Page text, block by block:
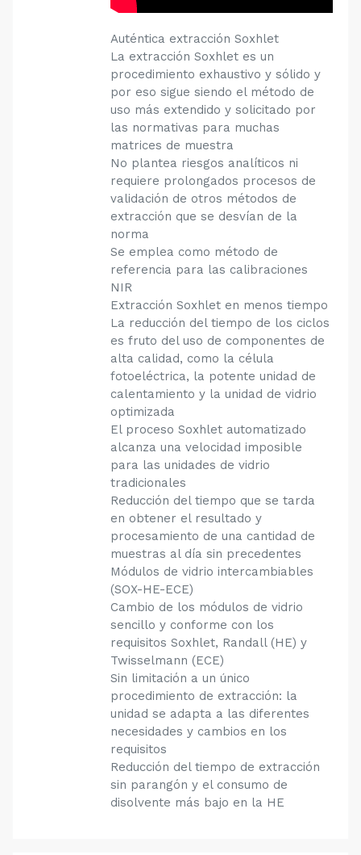
Auténtica extracción Soxhlet
La extracción Soxhlet es un
procedimiento exhaustivo y sólido y
por eso sigue siendo el método de
uso más extendido y solicitado por
las normativas para muchas
matrices de muestra
No plantea riesgos analíticos ni
requiere prolongados procesos de
validación de otros métodos de
extracción que se desvían de la
norma
Se emplea como método de
referencia para las calibraciones
NIR
Extracción Soxhlet en menos tiempo
La reducción del tiempo de los ciclos
es fruto del uso de componentes de
alta calidad, como la célula
fotoeléctrica, la potente unidad de
calentamiento y la unidad de vidrio
optimizada
El proceso Soxhlet automatizado
alcanza una velocidad imposible
para las unidades de vidrio
tradicionales
Reducción del tiempo que se tarda
en obtener el resultado y
procesamiento de una cantidad de
muestras al día sin precedentes
Módulos de vidrio intercambiables
(SOX-HE-ECE)
Cambio de los módulos de vidrio
sencillo y conforme con los
requisitos Soxhlet, Randall (HE) y
Twisselmann (ECE)
Sin limitación a un único
procedimiento de extracción: la
unidad se adapta a las diferentes
necesidades y cambios en los
requisitos
Reducción del tiempo de extracción
sin parangón y el consumo de
disolvente más bajo en la HE